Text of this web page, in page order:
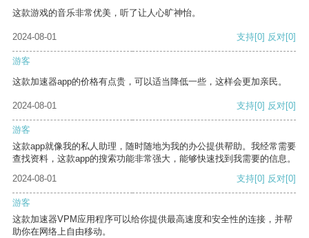
这款游戏的音乐非常优美，听了让人心旷神怡。
2024-08-01 支持[0] 反对[0]
游客
这款加速器app的价格有点贵，可以适当降低一些，这样会更加亲民。
2024-08-01 支持[0] 反对[0]
游客
这款app就像我的私人助理，随时随地为我的办公提供帮助。我经常需要
查找资料，这款app的搜索功能非常强大，能够快速找到我需要的信息。
2024-08-01
支持[0] 反对[0]
游客
这款加速器VPM应用程序可以给你提供最高速度和安全性的连接，并帮
助你在网络上自由移动。